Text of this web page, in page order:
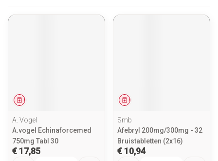
Geneesmiddel
A. Vogel
A.vogel Echinaforcemed
750mg Tabl 30
€ 17,85
Geneesmiddel
Smb
Afebryl 200mg/300mg - 32
Bruistabletten (2x16)
€ 10,94